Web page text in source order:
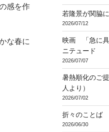
感を作
な春に
若隆景が関脇に
2026/07/12
映画 「急に具
ニテュード
2026/07/07
暑熱順化のご
人より）
2026/07/02
折々のことば
2026/06/30